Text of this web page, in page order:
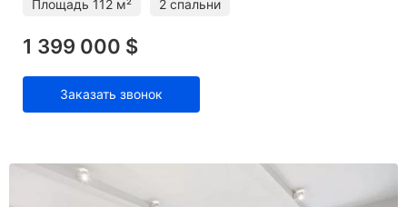
Площадь 112 м² 2 спальни
1 399 000 $
Заказать звонок